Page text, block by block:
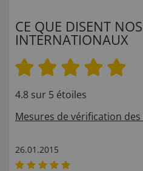
CE QUE DISENT
INTERNATIONAUX
4.8 sur 5 étoiles
Mesures de vérification
26.01.2015